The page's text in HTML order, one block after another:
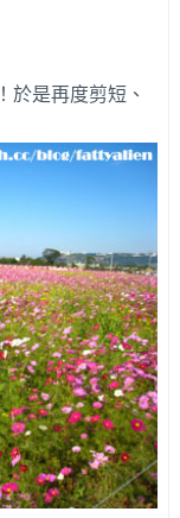
於是再度剪短、